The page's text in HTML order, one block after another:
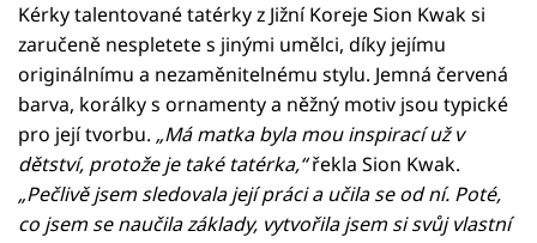
Kérky talentované tatérky z Jižní Koreje Sion Kwak si
zaručeně nespletete s jinými umělci, díky jejímu
originálnímu a nezaměnitelnému stylu. Jemná červená
barva, korálky s ornamenty a něžný motiv jsou typické
pro její tvorbu. „Má matka byla mou inspirací už v
dětství, protože je také tatérka,“řekla Sion Kwak.
„Pečlivě jsem sledovala její práci a učila se od ní. Poté,
co jsem se naučila základy, vytvořila jsem si svůj vlastní